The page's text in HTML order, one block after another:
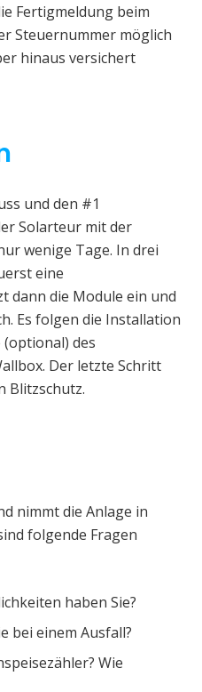
Fertigmeldung beim
Steuernummer möglich
hinaus versichert
und den #1
Solarteur mit der
wenige Tage. In drei
eine
dann die Module ein und
Es folgen die Installation
(optional) des
Der letzte Schritt
Blitzschutz.
nimmt die Anlage in
folgende Fragen
haben Sie?
bei einem Ausfall?
Wie